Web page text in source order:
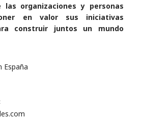
las organizaciones y personas
en valor sus iniciativas
construir juntos un mundo
España